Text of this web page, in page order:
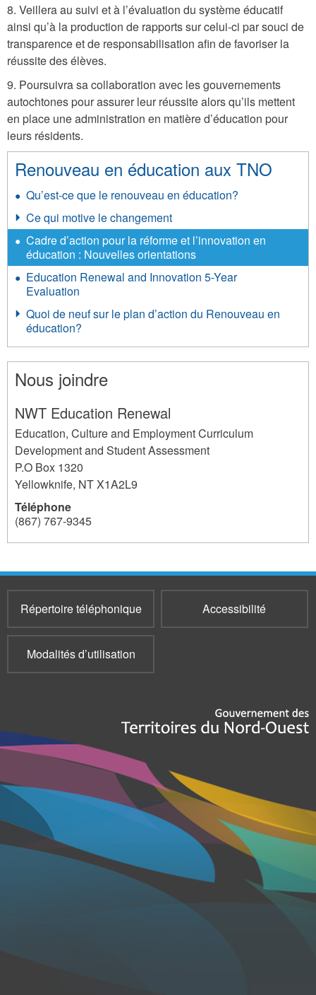
8. Veillera au suivi et à l’évaluation du système éducatif
ainsi qu’à la production de rapports sur celui-ci par souci de
transparence et de responsabilisation afin de favoriser la
réussite des élèves.
9. Poursuivra sa collaboration avec les gouvernements
autochtones pour assurer leur réussite alors qu’ils mettent
en place une administration en matière d’éducation pour
leurs résidents.
Renouveau en éducation aux TNO
Qu’est-ce que le renouveau en éducation?
Ce qui motive le changement
Cadre d’action pour la réforme et l’innovation en
éducation : Nouvelles orientations
Education Renewal and Innovation 5-Year
Evaluation
Quoi de neuf sur le plan d’action du Renouveau en
éducation?
Nous joindre
NWT Education Renewal
Education, Culture and Employment Curriculum
Development and Student Assessment
P.O Box 1320
Yellowknife, NTX1A2L9
Téléphone
(867) 767-9345
237
Répertoire téléphonique Accessibilité
Modalités d’utilisation